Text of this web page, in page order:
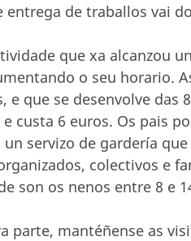
entrega de traballos vai
que xa alcanzou
o seu horario.
e que se desenvolve das
e custa 6 euros. Os pais
un servizo de gardería
colectivos e
son os nenos entre 8 e
parte, mantéñense as